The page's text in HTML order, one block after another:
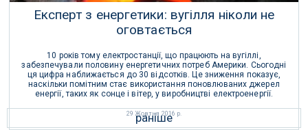
Експерт з енергетики: вугілля ніколи не
оговтається
10 років тому електростанції, що працюють на вугіллі,
забезпечували половину енергетичних потреб Америки. Сьогодні
ця цифра наближається до 30 відсотків. Це зниження показує,
наскільки помітним стає використання поновлюваних джерел
енергії, таких як сонце і вітер, у виробництві електроенергії.
29 Жовтня 2016 р.
раніше